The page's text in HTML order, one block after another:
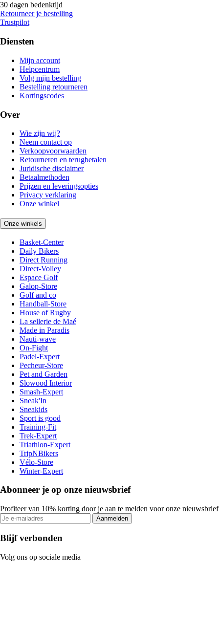
30 dagen bedenktijd
Retourneer je bestelling
Trustpilot
Diensten
Mijn account
Helpcentrum
Volg mijn bestelling
Bestelling retourneren
Kortingscodes
Over
Wie zijn wij?
Neem contact op
Verkoopvoorwaarden
Retourneren en terugbetalen
Juridische disclaimer
Betaalmethoden
Prijzen en leveringsopties
Privacy verklaring
Onze winkel
Onze winkels
Basket-Center
Daily Bikers
Direct Running
Direct-Volley
Espace Golf
Galop-Store
Golf and co
Handball-Store
House of Rugby
La sellerie de Maé
Made in Paradis
Nauti-wave
On-Fight
Padel-Expert
Pecheur-Store
Pet and Garden
Slowood Interior
Smash-Expert
Sneak'In
Sneakids
Sport is good
Training-Fit
Trek-Expert
Triathlon-Expert
TripNBikers
Vélo-Store
Winter-Expert
Abonneer je op onze nieuwsbrief
Profiteer van 10% korting door je aan te melden voor onze nieuwsbrief
Aanmelden
Blijf verbonden
Volg ons op sociale media